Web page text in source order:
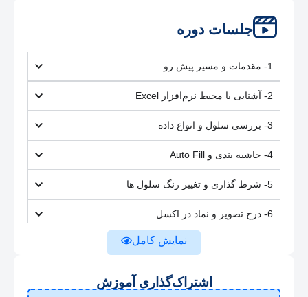
جلسات دوره
1- مقدمات و مسیر پیش رو
2- آشنایی با محیط نرم‌افزار Excel
3- بررسی سلول و انواع داده
4- حاشیه بندی و Auto Fill
5- شرط گذاری و تغییر رنگ سلول ها
6- درج تصویر و نماد در اکسل
نمایش کامل
اشتراک‌گذاری آموزش